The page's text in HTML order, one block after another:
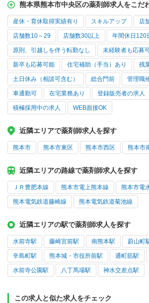
熊本県熊本市中央区の薬剤師求人をこだ
産休・育休取得実績有り スキルアップ 店
店舗数10～29 店舗数30以上 年間休日120
原則、引越しを伴う転勤なし 未経験者も応募
新卒も応募可能 住宅補助（手当）あり 残
土日休み（相談可含む） 総合門前 管理職
車通勤可 在宅業務あり 登録販売者の求人
積極採用中の求人 WEB面接OK
近隣エリアで薬剤師求人を探す
熊本市 熊本市東区 熊本市西区 熊本市
近隣エリアの路線で薬剤師求人を探す
ＪＲ豊肥本線 熊本市電上熊本線 熊本市電
熊本電気鉄道藤崎線 熊本電気鉄道菊池線
近隣エリアの駅で薬剤師求人を探す
水前寺駅 藤崎宮前駅 南熊本駅 蔚山町
辛島町駅 熊本城・市役所前駅 通町筋駅
水前寺公園駅 八丁馬場駅 神水交差点駅
この求人と似た求人をチェック